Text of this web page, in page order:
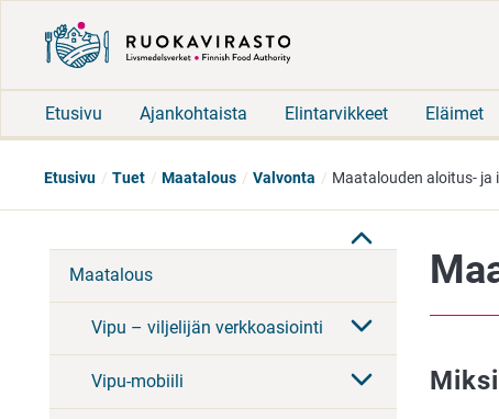
Etusivu Ajankohtaista Elintarvikkeet Eläimet
Etusivu Tuet Maatalous Valvonta Maatalouden aloitus-
Maatalous
Vipu – viljelijän verkkoasiointi
Vipu-mobiili